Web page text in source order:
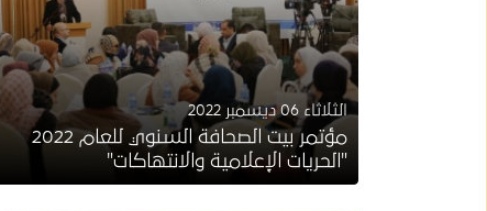
الثلاثاء 06 ديسمبر 2022
مؤتمر بيت الصحافة السنوي للعام 2022
"الحريات الإعلامية والانتهاكات"